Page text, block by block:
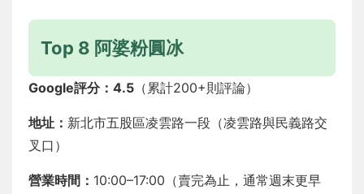
Top 8 阿婆粉圓冰
Google評分：4.5 （累計200+則評論）
地址： 新北市五股區凌雲路一段（凌雲路與民義路交
叉口）
營業時間： 10:00–17:00（賣完為止，通常週末更早